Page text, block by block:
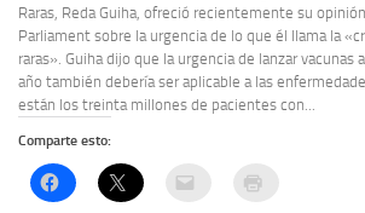
Raras, Reda Guiha, ofreció recientemente su
Parliament sobre la urgencia de lo que él llama la
raras». Guiha dijo que la urgencia de lanzar vacunas
año también debería ser aplicable a las
están los treinta millones de pacientes con...
Comparte esto: